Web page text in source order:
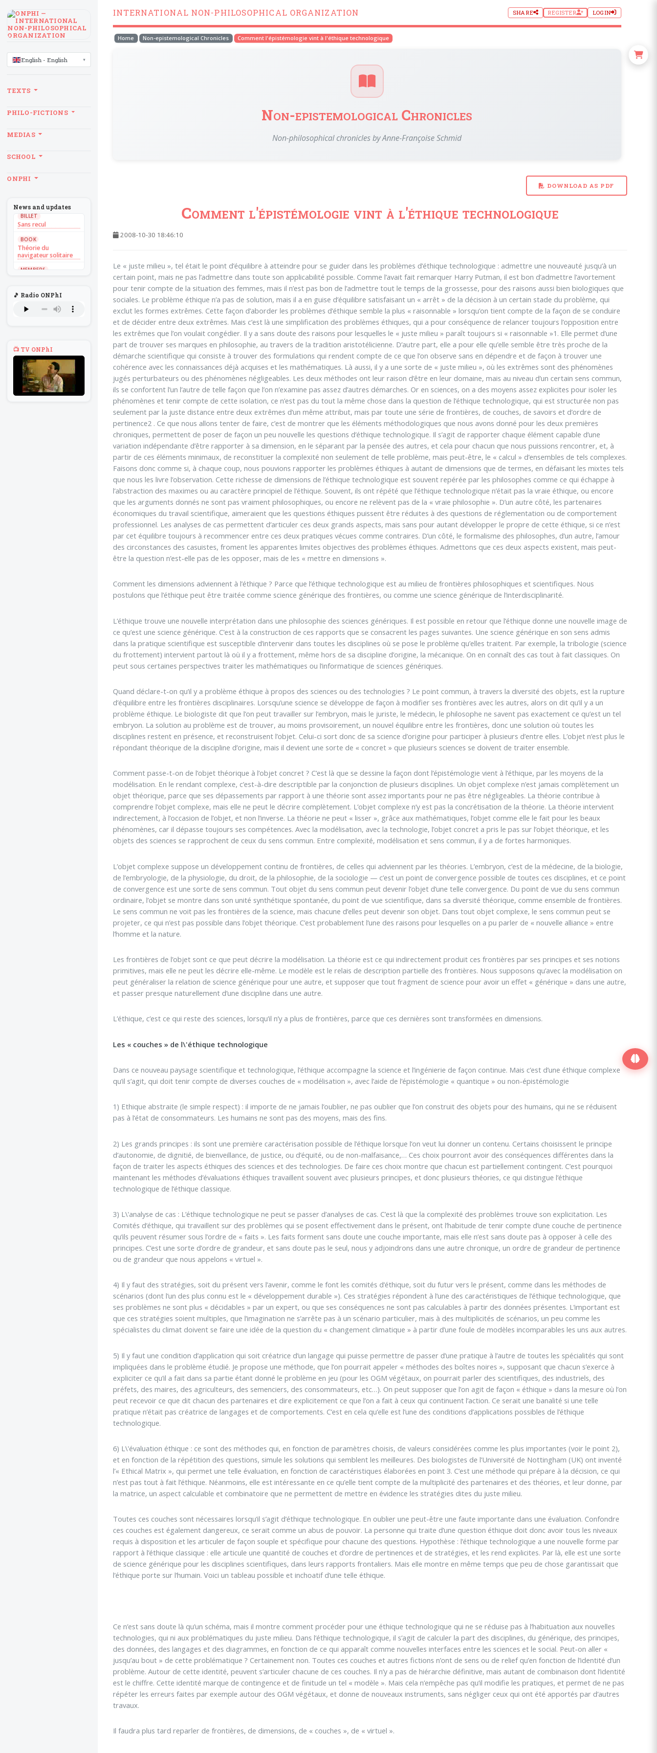
INTERNATIONAL NON-PHILOSOPHICAL ORGANIZATION SHARE REGISTER LOGIN
Home Non-epistemological Chronicles Comment l'épistémologie vint à l'éthique technologique
Non-epistemological Chronicles
Non-philosophical chronicles by Anne-Françoise Schmid
DOWNLOAD AS PDF
Comment l'épistémologie vint à l'éthique technologique
2008-10-30 18:46:10
Le « juste milieu », tel était le point d’équilibre à atteindre pour se guider dans les problèmes d’éthique technologique : admettre une nouveauté jusqu’à un
certain point, mais ne pas l’admettre dans toute son applicabilité possible. Comme l’avait fait remarquer Harry Putman, il est bon d’admettre l’avortement
pour tenir compte de la situation des femmes, mais il n’est pas bon de l’admettre tout le temps de la grossesse, pour des raisons aussi bien biologiques que
sociales. Le problème éthique n’a pas de solution, mais il a en guise d’équilibre satisfaisant un « arrêt » de la décision à un certain stade du problème, qui
exclut les formes extrêmes. Cette façon d’aborder les problèmes d’éthique semble la plus « raisonnable » lorsqu’on tient compte de la façon de se conduire
et de décider entre deux extrêmes. Mais c’est là une simplification des problèmes éthiques, qui a pour conséquence de relancer toujours l’opposition entre
les extrêmes que l’on voulait congédier. Il y a sans doute des raisons pour lesquelles le « juste milieu » paraît toujours si « raisonnable »1. Elle permet d’une
part de trouver ses marques en philosophie, au travers de la tradition aristotélicienne. D’autre part, elle a pour elle qu’elle semble être très proche de la
démarche scientifique qui consiste à trouver des formulations qui rendent compte de ce que l’on observe sans en dépendre et de façon à trouver une
cohérence avec les connaissances déjà acquises et les mathématiques. Là aussi, il y a une sorte de « juste milieu », où les extrêmes sont des phénomènes
jugés perturbateurs ou des phénomènes négligeables. Les deux méthodes ont leur raison d’être en leur domaine, mais au niveau d’un certain sens commun,
ils se confortent l’un l’autre de telle façon que l’on n’examine pas assez d’autres démarches. Or en sciences, on a des moyens assez explicites pour isoler les
phénomènes et tenir compte de cette isolation, ce n’est pas du tout la même chose dans la question de l’éthique technologique, qui est structurée non pas
seulement par la juste distance entre deux extrêmes d’un même attribut, mais par toute une série de frontières, de couches, de savoirs et d’ordre de
pertinence2 . Ce que nous allons tenter de faire, c’est de montrer que les éléments méthodologiques que nous avons donné pour les deux premières
chroniques, permettent de poser de façon un peu nouvelle les questions d’éthique technologique. Il s’agit de rapporter chaque élément capable d’une
variation indépendante d’être rapporter à sa dimension, en le séparant par la pensée des autres, et cela pour chacun que nous puissions rencontrer, et, à
partir de ces éléments minimaux, de reconstituer la complexité non seulement de telle problème, mais peut-être, le « calcul » d’ensembles de tels complexes.
Faisons donc comme si, à chaque coup, nous pouvions rapporter les problèmes éthiques à autant de dimensions que de termes, en défaisant les mixtes tels
que nous les livre l’observation. Cette richesse de dimensions de l’éthique technologique est souvent repérée par les philosophes comme ce qui échappe à
l’abstraction des maximes ou au caractère principiel de l’éthique. Souvent, ils ont répété que l’éthique technologique n’était pas la vraie éthique, ou encore
que les arguments donnés ne sont pas vraiment philosophiques, ou encore ne relèvent pas de la « vraie philosophie ». D’un autre côté, les partenaires
économiques du travail scientifique, aimeraient que les questions éthiques puissent être réduites à des questions de réglementation ou de comportement
professionnel. Les analyses de cas permettent d’articuler ces deux grands aspects, mais sans pour autant développer le propre de cette éthique, si ce n’est
par cet équilibre toujours à recommencer entre ces deux pratiques vécues comme contraires. D’un côté, le formalisme des philosophes, d’un autre, l’amour
des circonstances des casuistes, froment les apparentes limites objectives des problèmes éthiques. Admettons que ces deux aspects existent, mais peut-
être la question n’est-elle pas de les opposer, mais de les « mettre en dimensions ».
Comment les dimensions adviennent à l’éthique ? Parce que l’éthique technologique est au milieu de frontières philosophiques et scientifiques. Nous
postulons que l’éthique peut être traitée comme science générique des frontières, ou comme une science générique de l’interdisciplinarité.
L’éthique trouve une nouvelle interprétation dans une philosophie des sciences génériques. Il est possible en retour que l’éthique donne une nouvelle image de
ce qu’est une science générique. C’est à la construction de ces rapports que se consacrent les pages suivantes. Une science générique en son sens admis
dans la pratique scientifique est susceptible d’intervenir dans toutes les disciplines où se pose le problème qu’elles traitent. Par exemple, la tribologie (science
du frottement) intervient partout là où il y a frottement, même hors de sa discipline d’origine, la mécanique. On en connaît des cas tout à fait classiques. On
peut sous certaines perspectives traiter les mathématiques ou l’informatique de sciences génériques.
Quand déclare-t-on qu’il y a problème éthique à propos des sciences ou des technologies ? Le point commun, à travers la diversité des objets, est la rupture
d’équilibre entre les frontières disciplinaires. Lorsqu’une science se développe de façon à modifier ses frontières avec les autres, alors on dit qu’il y a un
problème éthique. Le biologiste dit que l’on peut travailler sur l’embryon, mais le juriste, le médecin, le philosophe ne savent pas exactement ce qu’est un tel
embryon. La solution au problème est de trouver, au moins provisoirement, un nouvel équilibre entre les frontières, donc une solution où toutes les
disciplines restent en présence, et reconstruisent l’objet. Celui-ci sort donc de sa science d’origine pour participer à plusieurs d’entre elles. L’objet n’est plus le
répondant théorique de la discipline d’origine, mais il devient une sorte de « concret » que plusieurs sciences se doivent de traiter ensemble.
Comment passe-t-on de l’objet théorique à l’objet concret ? C’est là que se dessine la façon dont l’épistémologie vient à l’éthique, par les moyens de la
modélisation. En le rendant complexe, c’est-à-dire descriptible par la conjonction de plusieurs disciplines. Un objet complexe n’est jamais complètement un
objet théorique, parce que ses dépassements par rapport à une théorie sont assez importants pour ne pas être négligeables. La théorie contribue à
comprendre l’objet complexe, mais elle ne peut le décrire complètement. L’objet complexe n’y est pas la concrétisation de la théorie. La théorie intervient
indirectement, à l’occasion de l’objet, et non l’inverse. La théorie ne peut « lisser », grâce aux mathématiques, l’objet comme elle le fait pour les beaux
phénomènes, car il dépasse toujours ses compétences. Avec la modélisation, avec la technologie, l’objet concret a pris le pas sur l’objet théorique, et les
objets des sciences se rapprochent de ceux du sens commun. Entre complexité, modélisation et sens commun, il y a de fortes harmoniques.
L’objet complexe suppose un développement continu de frontières, de celles qui adviennent par les théories. L’embryon, c’est de la médecine, de la biologie,
de l’embryologie, de la physiologie, du droit, de la philosophie, de la sociologie — c’est un point de convergence possible de toutes ces disciplines, et ce point
de convergence est une sorte de sens commun. Tout objet du sens commun peut devenir l’objet d’une telle convergence. Du point de vue du sens commun
ordinaire, l’objet se montre dans son unité synthétique spontanée, du point de vue scientifique, dans sa diversité théorique, comme ensemble de frontières.
Le sens commun ne voit pas les frontières de la science, mais chacune d’elles peut devenir son objet. Dans tout objet complexe, le sens commun peut se
projeter, ce qui n’est pas possible dans l’objet théorique. C’est probablement l’une des raisons pour lesquelles on a pu parler de « nouvelle alliance » entre
l’homme et la nature.
Les frontières de l’objet sont ce que peut décrire la modélisation. La théorie est ce qui indirectement produit ces frontières par ses principes et ses notions
primitives, mais elle ne peut les décrire elle-même. Le modèle est le relais de description partielle des frontières. Nous supposons qu’avec la modélisation on
peut généraliser la relation de science générique pour une autre, et supposer que tout fragment de science pour avoir un effet « générique » dans une autre,
et passer presque naturellement d’une discipline dans une autre.
L’éthique, c’est ce qui reste des sciences, lorsqu’il n’y a plus de frontières, parce que ces dernières sont transformées en dimensions.
Les « couches » de l\'éthique technologique
Dans ce nouveau paysage scientifique et technologique, l’éthique accompagne la science et l’ingénierie de façon continue. Mais c’est d’une éthique complexe
qu’il s’agit, qui doit tenir compte de diverses couches de « modélisation », avec l’aide de l’épistémologie « quantique » ou non-épistémologie
1) Ethique abstraite (le simple respect) : il importe de ne jamais l’oublier, ne pas oublier que l’on construit des objets pour des humains, qui ne se réduisent
pas à l’état de consommateurs. Les humains ne sont pas des moyens, mais des fins.
2) Les grands principes : ils sont une première caractérisation possible de l’éthique lorsque l’on veut lui donner un contenu. Certains choisissent le principe
d’autonomie, de dignitié, de bienveillance, de justice, ou d’équité, ou de non-malfaisance,… Ces choix pourront avoir des conséquences différentes dans la
façon de traiter les aspects éthiques des sciences et des technologies. De faire ces choix montre que chacun est partiellement contingent. C’est pourquoi
maintenant les méthodes d’évaluations éthiques travaillent souvent avec plusieurs principes, et donc plusieurs théories, ce qui distingue l’éthique
technologique de l’éthique classique.
3) L\'analyse de cas : L’éthique technologique ne peut se passer d’analyses de cas. C’est là que la complexité des problèmes trouve son explicitation. Les
Comités d’éthique, qui travaillent sur des problèmes qui se posent effectivement dans le présent, ont l’habitude de tenir compte d’une couche de pertinence
qu’ils peuvent résumer sous l’ordre de « faits ». Les faits forment sans doute une couche importante, mais elle n’est sans doute pas à opposer à celle des
principes. C’est une sorte d’ordre de grandeur, et sans doute pas le seul, nous y adjoindrons dans une autre chronique, un ordre de grandeur de pertinence
ou de grandeur que nous appelons « virtuel ».
4) Il y faut des stratégies, soit du présent vers l’avenir, comme le font les comités d’éthique, soit du futur vers le présent, comme dans les méthodes de
scénarios (dont l’un des plus connu est le « développement durable »). Ces stratégies répondent à l’une des caractéristiques de l’éthique technologique, que
ses problèmes ne sont plus « décidables » par un expert, ou que ses conséquences ne sont pas calculables à partir des données présentes. L’important est
que ces stratégies soient multiples, que l’imagination ne s’arrête pas à un scénario particulier, mais à des multiplicités de scénarios, un peu comme les
spécialistes du climat doivent se faire une idée de la question du « changement climatique » à partir d’une foule de modèles incomparables les uns aux autres.
5) Il y faut une condition d’application qui soit créatrice d’un langage qui puisse permettre de passer d’une pratique à l’autre de toutes les spécialités qui sont
impliquées dans le problème étudié. Je propose une méthode, que l’on pourrait appeler « méthodes des boîtes noires », supposant que chacun s’exerce à
expliciter ce qu’il a fait dans sa partie étant donné le problème en jeu (pour les OGM végétaux, on pourrait parler des scientifiques, des industriels, des
préfets, des maires, des agriculteurs, des semenciers, des consommateurs, etc…). On peut supposer que l’on agit de façon « éthique » dans la mesure où l’on
peut recevoir ce que dit chacun des partenaires et dire explicitement ce que l’on a fait à ceux qui continuent l’action. Ce serait une banalité si une telle
pratique n’était pas créatrice de langages et de comportements. C’est en cela qu’elle est l’une des conditions d’applications possibles de l’éthique
technologique.
6) L\'évaluation éthique : ce sont des méthodes qui, en fonction de paramètres choisis, de valeurs considérées comme les plus importantes (voir le point 2),
et en fonction de la répétition des questions, simule les solutions qui semblent les meilleures. Des biologistes de l’Université de Nottingham (UK) ont inventé
l’« Ethical Matrix », qui permet une telle évaluation, en fonction de caractéristiques élaborées en point 3. C’est une méthode qui prépare à la décision, ce qui
n’est pas tout à fait l’éthique. Néanmoins, elle est intéressante en ce qu’elle tient compte de la multiplicité des partenaires et des théories, et leur donne, par
la matrice, un aspect calculable et combinatoire que ne permettent de mettre en évidence les stratégies dites du juste milieu.
Toutes ces couches sont nécessaires lorsqu’il s’agit d’éthique technologique. En oublier une peut-être une faute importante dans une évaluation. Confondre
ces couches est également dangereux, ce serait comme un abus de pouvoir. La personne qui traite d’une question éthique doit donc avoir tous les niveaux
requis à disposition et les articuler de façon souple et spécifique pour chacune des questions. Hypothèse : l’éthique technologique a une nouvelle forme par
rapport à l’éthique classique : elle articule une quantité de couches et d’ordre de pertinences et de stratégies, et les rend explicites. Par là, elle est une sorte
de science générique pour les disciplines scientifiques, dans leurs rapports frontaliers. Mais elle montre en même temps que peu de chose garantissait que
l’éthique porte sur l’humain. Voici un tableau possible et inchoatif d’une telle éthique.
Ce n’est sans doute là qu’un schéma, mais il montre comment procéder pour une éthique technologique qui ne se réduise pas à l’habituation aux nouvelles
technologies, qui ni aux problématiques du juste milieu. Dans l’éthique technologique, il s’agit de calculer la part des disciplines, du générique, des principes,
des données, des langages et des diagrammes, en fonction de ce qui apparaît comme nouvelles interfaces entre les sciences et le social. Peut-on aller «
jusqu’au bout » de cette problématique ? Certainement non. Toutes ces couches et autres fictions n’ont de sens ou de relief qu’en fonction de l’identité d’un
problème. Autour de cette identité, peuvent s’articuler chacune de ces couches. Il n’y a pas de hiérarchie définitive, mais autant de combinaison dont l’identité
est le chiffre. Cette identité marque de contingence et de finitude un tel « modèle ». Mais cela n’empêche pas qu’il modifie les pratiques, et permet de ne pas
répéter les erreurs faites par exemple autour des OGM végétaux, et donne de nouveaux instruments, sans négliger ceux qui ont été apportés par d’autres
travaux.
Il faudra plus tard reparler de frontières, de dimensions, de « couches », de « virtuel ».
LANGUAGE
English - English
TEXTS
PHILO-FICTIONS
MEDIAS
SCHOOL
ONPHI
News and updates
Sans recul
Théorie du
navigateur solitaire
Introduire
l'hypothèse en
philosophie
BILLET
Sans recul
BOOK
Théorie du
navigateur solitaire
🎵 Radio ONPhI
📺 TV ONPhI